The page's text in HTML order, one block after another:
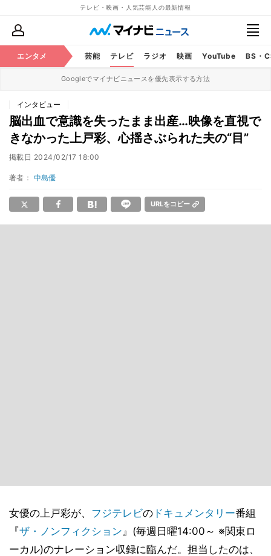
テレビ・映画・人気芸能人の最新情報
エンタメ 芸能 テレビ ラジオ 映画 YouTube BS・
Googleでマイナビニュースを優先表示する方法
インタビュー
脳出血で意識を失ったまま出産…映像を直視で
きなかった上戸彩、心揺さぶられた夫の“目”
掲載日 2024/02/17 18:00
著者： 中島優
URLをコピー
女優の上戸彩が、 フジテレビの ドキュメンタリー番組
『ザ・ノンフィクション』(毎週日曜14:00～ ※関東ロ
ーカル)のナレーション収録に臨んだ。担当したのは、